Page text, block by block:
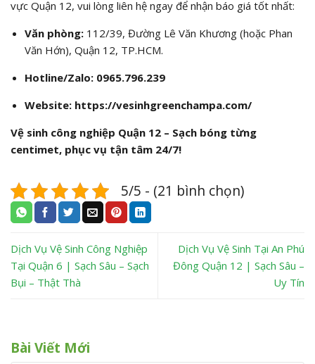
vực Quận 12, vui lòng liên hệ ngay để nhận báo giá tốt nhất:
Văn phòng:112/39, Đường Lê Văn Khương (hoặc Phan
Văn Hớn), Quận 12, TP.HCM.
Hotline/Zalo: 0965.796.239
Website: https://vesinhgreenchampa.com/
Vệ sinh công nghiệp Quận 12 – Sạch bóng từng
centimet, phục vụ tận tâm 24/7!
5/5 - (21 bình chọn)
Dịch Vụ Vệ Sinh Công Nghiệp
Tại Quận 6 | Sạch Sâu – Sạch
Bụi – Thật Thà
Dịch Vụ Vệ Sinh Tại An Phú
Đông Quận 12 | Sạch Sâu –
Uy Tín
Bài Viết Mới